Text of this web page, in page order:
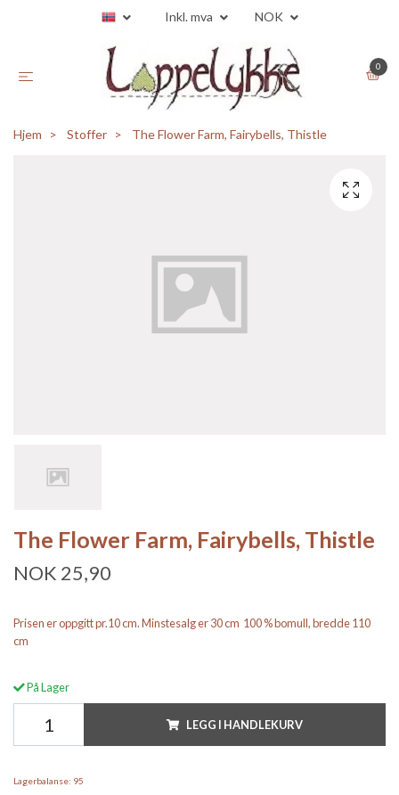
Inkl. mva NOK
0
Hjem Stoffer The Flower Farm, Fairybells, Thistle
The Flower Farm, Fairybells, Thistle
NOK 25,90
Prisen er oppgitt pr.10 cm. Minstesalg er 30 cm 100 % bomull, bredde 110
cm
På Lager
LEGG I HANDLEKURV
Lagerbalanse: 95